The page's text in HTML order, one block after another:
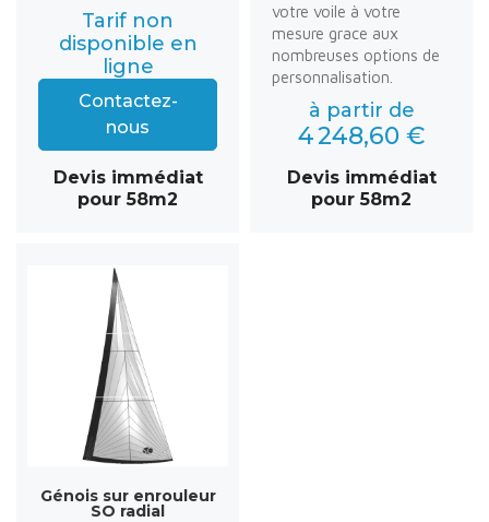
Tarif non
disponible en
ligne
Contactez-
nous
Devis immédiat
pour 58m2
votre voile à votre
mesure grace aux
nombreuses options de
personnalisation.
à partir de
4 248,60 €
Devis immédiat
pour 58m2
Génois sur enrouleur
SO radial